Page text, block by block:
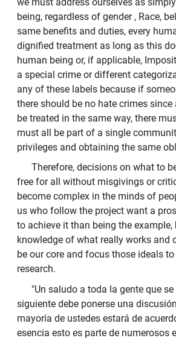
being, regardless of gender , Race,
same benefits and duties, every
dignified treatment as long as this
human being or, if applicable,
a special crime or different
any of these labels because if
there should be no hate crimes
be treated in the same way, there
must all be part of a single
privileges and obtaining the same
Therefore, decisions on what to
free for all without misgivings or
become complex in the minds of
us who follow the project want a
to achieve it than being the
knowledge of what really works and
be our core and focus those ideals
research.
"Un saludo a toda la gente que
siguiente debe ponerse una
mayoría de ustedes estará de
esencia esto es parte de numerosos